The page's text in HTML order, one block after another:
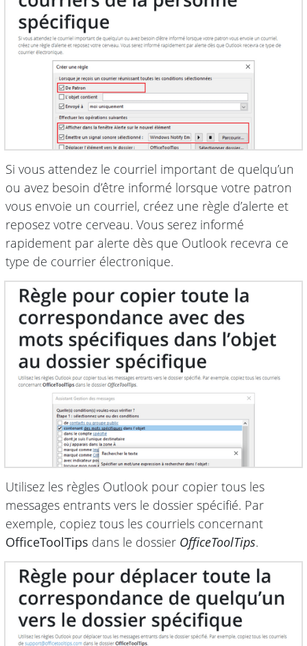
Si vous attendez le courriel important de quelqu’un
ou avez besoin d’être informé lorsque votre patron
vous envoie un courriel, créez une règle d’alerte et
reposez votre cerveau. Vous serez informé
rapidement par alerte dès que Outlook recevra ce
type de courrier électronique.
Utilisez les règles Outlook pour copier tous les
messages entrants vers le dossier spécifié. Par
exemple, copiez tous les courriels concernant
OfficeToolTips dans le dossier OfficeToolTips.